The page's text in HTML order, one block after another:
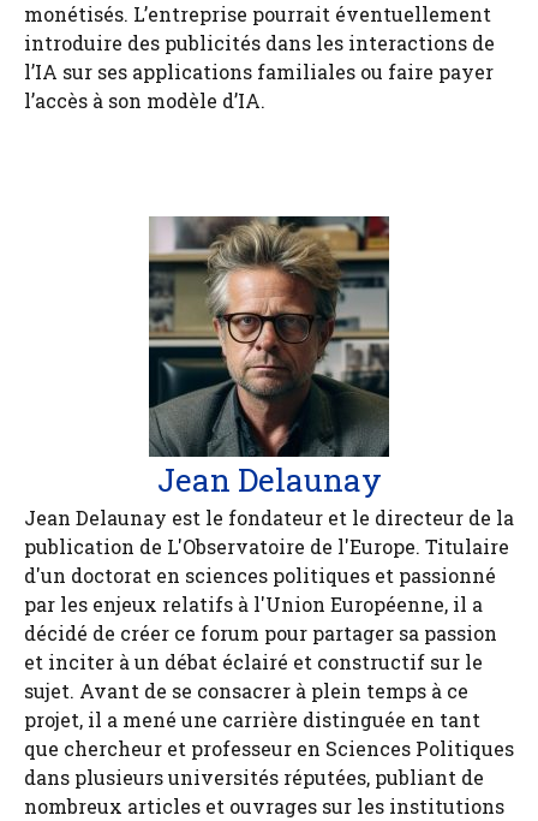
monétisés. L’entreprise pourrait éventuellement
introduire des publicités dans les interactions de
l’IA sur ses applications familiales ou faire payer
l’accès à son modèle d’IA.
Jean Delaunay
Jean Delaunay est le fondateur et le directeur de la
publication de L'Observatoire de l'Europe. Titulaire
d'un doctorat en sciences politiques et passionné
par les enjeux relatifs à l'Union Européenne, il a
décidé de créer ce forum pour partager sa passion
et inciter à un débat éclairé et constructif sur le
sujet. Avant de se consacrer à plein temps à ce
projet, il a mené une carrière distinguée en tant
que chercheur et professeur en Sciences Politiques
dans plusieurs universités réputées, publiant de
nombreux articles et ouvrages sur les institutions